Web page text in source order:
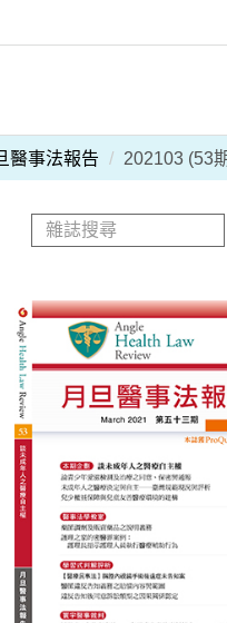
醫事法報告 202103 (53